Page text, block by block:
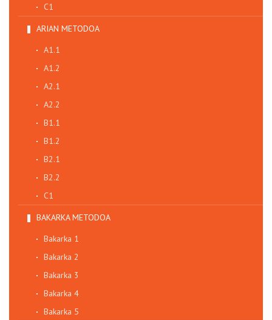
C1
ARIAN METODOA
A1.1
A1.2
A2.1
A2.2
B1.1
B1.2
B2.1
B2.2
C1
BAKARKA METODOA
Bakarka 1
Bakarka 2
Bakarka 3
Bakarka 4
Bakarka 5